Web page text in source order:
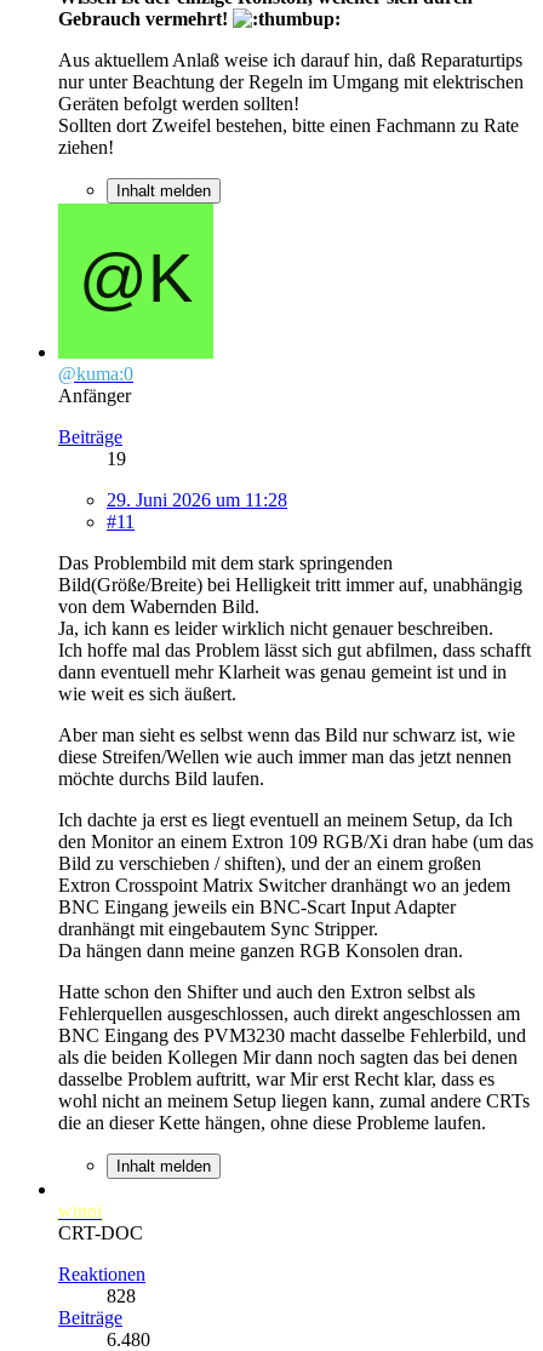
Gebrauch vermehrt!
Aus aktuellem Anlaß weise ich darauf hin, daß Reparaturtips
nur unter Beachtung der Regeln im Umgang mit elektrischen
Geräten befolgt werden sollten!
Sollten dort Zweifel bestehen, bitte einen Fachmann zu Rate
ziehen!
Inhalt melden
@kuma:0
Anfänger
Beiträge
19
29. Juni 2026 um 11:28
#11
Das Problembild mit dem stark springenden
Bild(Größe/Breite) bei Helligkeit tritt immer auf, unabhängig
von dem Wabernden Bild.
Ja, ich kann es leider wirklich nicht genauer beschreiben.
Ich hoffe mal das Problem lässt sich gut abfilmen, dass schafft
dann eventuell mehr Klarheit was genau gemeint ist und in
wie weit es sich äußert.
Aber man sieht es selbst wenn das Bild nur schwarz ist, wie
diese Streifen/Wellen wie auch immer man das jetzt nennen
möchte durchs Bild laufen.
Ich dachte ja erst es liegt eventuell an meinem Setup, da Ich
den Monitor an einem Extron 109 RGB/Xi dran habe (um das
Bild zu verschieben / shiften), und der an einem großen
Extron Crosspoint Matrix Switcher dranhängt wo an jedem
BNC Eingang jeweils ein BNC-Scart Input Adapter
dranhängt mit eingebautem Sync Stripper.
Da hängen dann meine ganzen RGB Konsolen dran.
Hatte schon den Shifter und auch den Extron selbst als
Fehlerquellen ausgeschlossen, auch direkt angeschlossen am
BNC Eingang des PVM3230 macht dasselbe Fehlerbild, und
als die beiden Kollegen Mir dann noch sagten das bei denen
dasselbe Problem auftritt, war Mir erst Recht klar, dass es
wohl nicht an meinem Setup liegen kann, zumal andere CRTs
die an dieser Kette hängen, ohne diese Probleme laufen.
Inhalt melden
winni
CRT-DOC
Reaktionen
828
Beiträge
6.480